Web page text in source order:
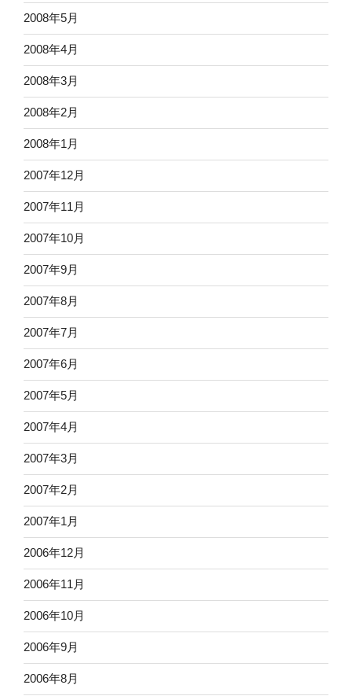
2008年5月
2008年4月
2008年3月
2008年2月
2008年1月
2007年12月
2007年11月
2007年10月
2007年9月
2007年8月
2007年7月
2007年6月
2007年5月
2007年4月
2007年3月
2007年2月
2007年1月
2006年12月
2006年11月
2006年10月
2006年9月
2006年8月